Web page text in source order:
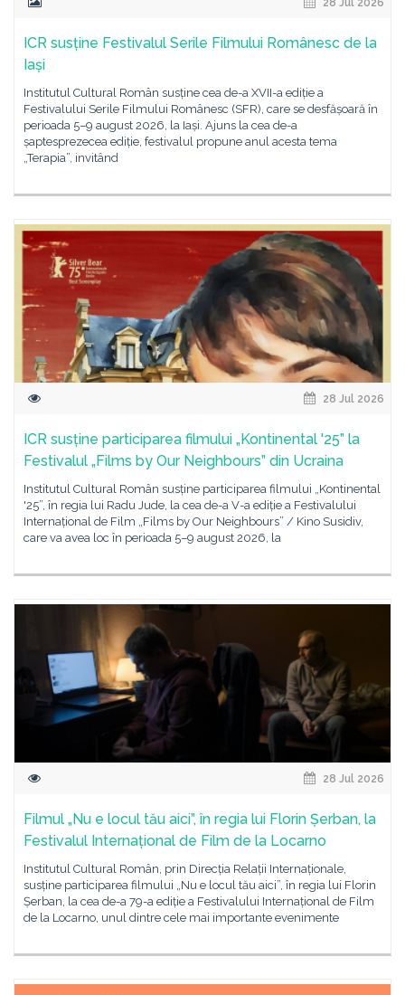
28 Jul 2026
ICR susține Festivalul Serile Filmului Românesc de la
Iași
Institutul Cultural Român susține cea de-a XVII-a ediție a
Festivalului Serile Filmului Românesc (SFR), care se desfășoară în
perioada 5–9 august 2026, la Iași. Ajuns la cea de-a
șaptesprezecea ediție, festivalul propune anul acesta tema
„Terapia”, invitând
28 Jul 2026
ICR susține participarea filmului „Kontinental '25” la
Festivalul „Films by Our Neighbours” din Ucraina
Institutul Cultural Român susține participarea filmului „Kontinental
'25”, în regia lui Radu Jude, la cea de-a V-a ediție a Festivalului
Internațional de Film „Films by Our Neighbours” / Kino Susidiv,
care va avea loc în perioada 5–9 august 2026, la
28 Jul 2026
Filmul „Nu e locul tău aici”, în regia lui Florin Șerban, la
Festivalul Internațional de Film de la Locarno
Institutul Cultural Român, prin Direcția Relații Internaționale,
susține participarea filmului „Nu e locul tău aici”, în regia lui Florin
Șerban, la cea de-a 79-a ediție a Festivalului Internațional de Film
de la Locarno, unul dintre cele mai importante evenimente